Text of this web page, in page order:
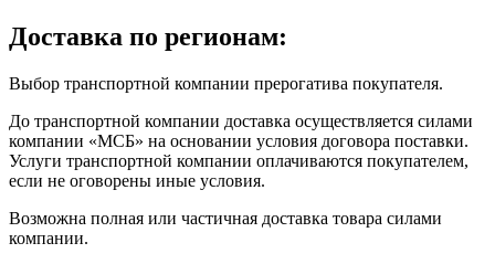
Доставка по регионам:
Выбор транспортной компании прерогатива покупателя.
До транспортной компании доставка осуществляется силами
компании «МСБ» на основании условия договора поставки.
Услуги транспортной компании оплачиваются покупателем,
если не оговорены иные условия.
Возможна полная или частичная доставка товара силами
компании.